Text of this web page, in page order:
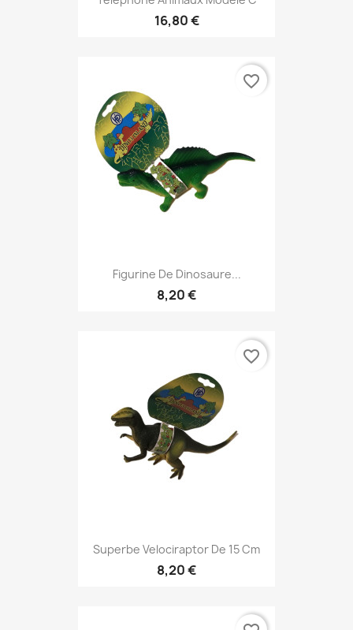
16,80 €
Figurine De Dinosaure...
8,20 €
favorite_border
Superbe Velociraptor De 15 Cm
8,20 €
favorite_border